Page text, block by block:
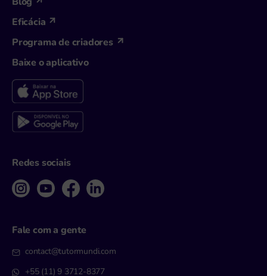
Eficácia
Programa de criadores
Baixe o aplicativo
Redes sociais
Fale com a gente
contact@tutormundi.com
+55 (11) 9 3712-8377